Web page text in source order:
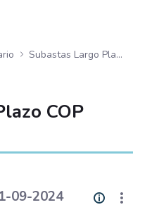
Subastas Largo Plazo - COP
COP
09-2024